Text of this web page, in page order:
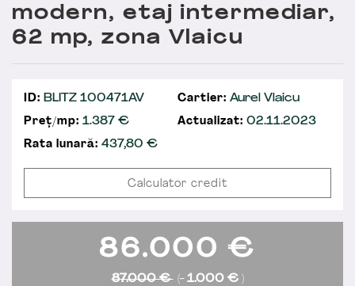
modern, etaj intermediar,
62 mp, zona Vlaicu
ID: BLITZ 100471AV Cartier: Aurel Vlaicu
Preț/mp: 1.387 € Actualizat: 02.11.2023
Rata lunară: 437,80 €
Calculator credit
86.000 €
87.000 € (- 1.000 €)